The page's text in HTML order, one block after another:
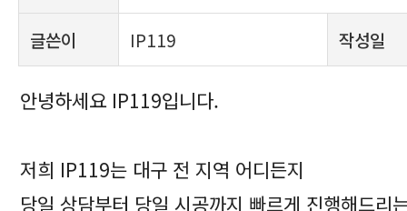
글쓴이 IP119 작성일
안녕하세요 IP119입니다.
저희 IP119는 대구 전 지역 어디든지
당일 상담부터 당일 시공까지 빠르게 진행해드리